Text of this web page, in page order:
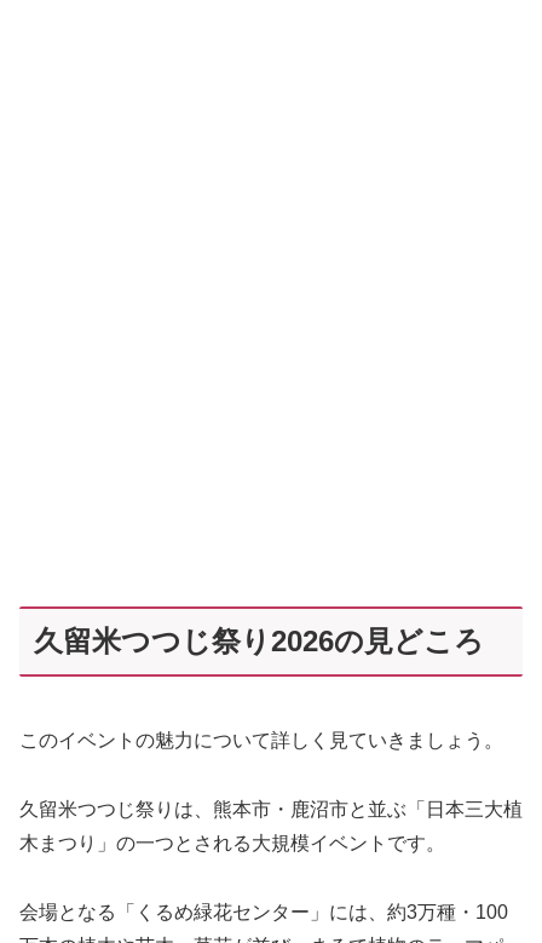
久留米つつじ祭り2026の見どころ
このイベントの魅力について詳しく見ていきましょう。
久留米つつじ祭りは、熊本市・鹿沼市と並ぶ「日本三大植
木まつり」の一つとされる大規模イベントです。
会場となる「くるめ緑花センター」には、約3万種・100